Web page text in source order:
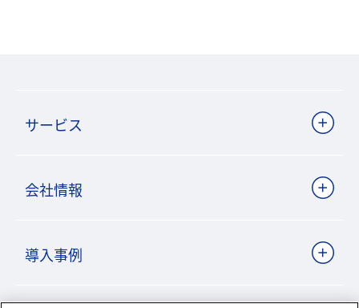
サービス
会社情報
導入事例